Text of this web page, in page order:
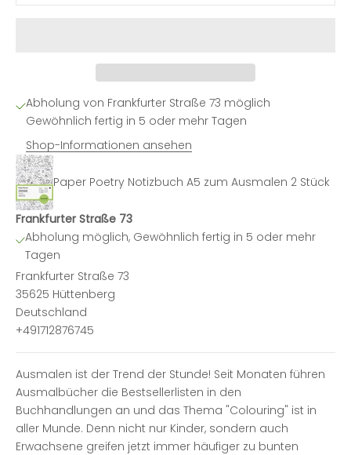
Abholung von Frankfurter Straße 73 möglich
Gewöhnlich fertig in 5 oder mehr Tagen
Shop-Informationen ansehen
Paper Poetry Notizbuch A5 zum Ausmalen 2 Stück
Frankfurter Straße 73
Abholung möglich, Gewöhnlich fertig in 5 oder mehr
Tagen
Frankfurter Straße 73
35625 Hüttenberg
Deutschland
+491712876745
Ausmalen ist der Trend der Stunde! Seit Monaten führen
Ausmalbücher die Bestsellerlisten in den
Buchhandlungen an und das Thema "Colouring" ist in
aller Munde. Denn nicht nur Kinder, sondern auch
Erwachsene greifen jetzt immer häufiger zu bunten